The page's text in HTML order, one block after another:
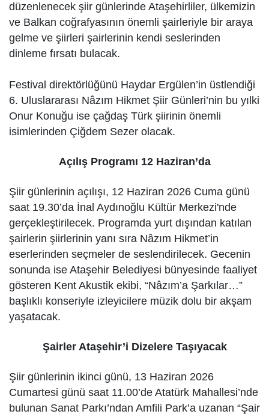
düzenlenecek şiir günlerinde Ataşehirliler, ülkemizin
ve Balkan coğrafyasının önemli şairleriyle bir araya
gelme ve şiirleri şairlerinin kendi seslerinden
dinleme fırsatı bulacak.
Festival direktörlüğünü Haydar Ergülen’in üstlendiği
6. Uluslararası Nâzım Hikmet Şiir Günleri’nin bu yılki
Onur Konuğu ise çağdaş Türk şiirinin önemli
isimlerinden Çiğdem Sezer olacak.
Açılış Programı 12 Haziran’da
Şiir günlerinin açılışı, 12 Haziran 2026 Cuma günü
saat 19.30’da İnal Aydınoğlu Kültür Merkezi'nde
gerçekleştirilecek. Programda yurt dışından katılan
şairlerin şiirlerinin yanı sıra Nâzım Hikmet’in
eserlerinden seçmeler de seslendirilecek. Gecenin
sonunda ise Ataşehir Belediyesi bünyesinde faaliyet
gösteren Kent Akustik ekibi, “Nâzım’a Şarkılar…”
başlıklı konseriyle izleyicilere müzik dolu bir akşam
yaşatacak.
Şairler Ataşehir’i Dizelere Taşıyacak
Şiir günlerinin ikinci günü, 13 Haziran 2026
Cumartesi günü saat 11.00’de Atatürk Mahallesi’nde
bulunan Sanat Parkı’ndan Amfili Park’a uzanan “Şair